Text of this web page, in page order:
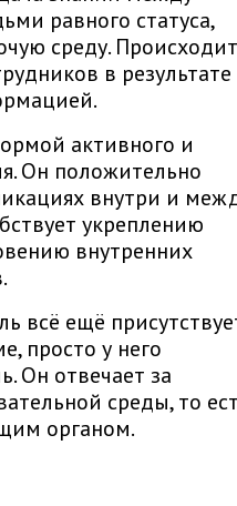
равного статуса,
среду. Происходит
в результате
активного и
Он положительно
внутри и
укреплению
внутренних
всё ещё
просто у него
Он отвечает за
среды, то
органом.